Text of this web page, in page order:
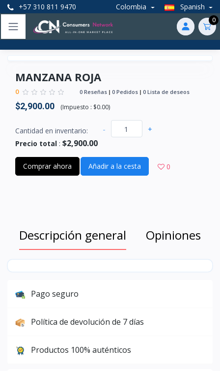
+57 310 811 9470 Colombia Spanish
0
MANZANA ROJA
0 0 Reseñas 0 Pedidos 0 Lista de deseos
$2,900.00 (Impuesto : $0.00)
Cantidad en inventario: - +
Precio total : $2,900.00
Comprar ahora Añadir a la cesta 0
Descripción general Opiniones
Pago seguro
Política de devolución de 7 días
Productos 100% auténticos